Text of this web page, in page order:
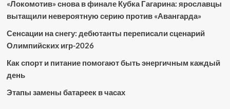
«Локомотив» снова в финале Кубка Гагарина: ярославцы
вытащили невероятную серию против «Авангарда»
Сенсации на снегу: дебютанты переписали сценарий
Олимпийских игр-2026
Как спорт и питание помогают быть энергичным каждый
день
Этапы замены батареек в часах